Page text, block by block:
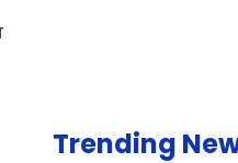
Trending